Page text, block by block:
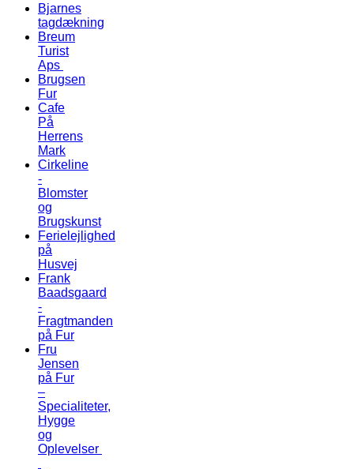
Bjarnes
tagdækning
Breum
Turist
Aps
Brugsen
Fur
Cafe
På
Herrens
Mark
Cirkeline
-
Blomster
og
Brugskunst
Ferielejlighed
på
Husvej
Frank
Baadsgaard
-
Fragtmanden
på Fur
Fru
Jensen
på Fur
–
Specialiteter,
Hygge
og
Oplevelser